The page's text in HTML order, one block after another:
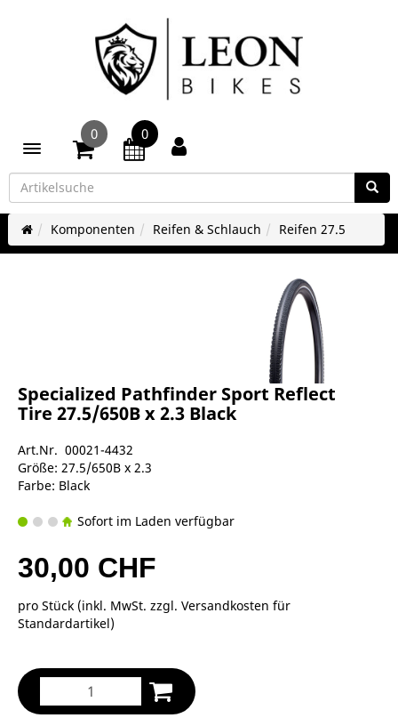
Toggle navigation
0 0
Komponenten Reifen & Schlauch Reifen 27.5
Specialized Pathfinder Sport Reflect
Tire 27.5/650B x 2.3 Black
Art.Nr. 00021-4432
Größe: 27.5/650B x 2.3
Farbe: Black
Sofort im Laden verfügbar
30,00 CHF
pro Stück (inkl. MwSt. zzgl. Versandkosten für
Standardartikel)